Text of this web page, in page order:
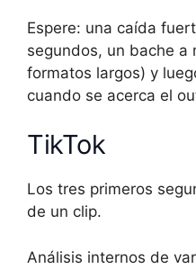
Espere: una caída
segundos, un bache a
formatos largos) y
cuando se acerca el
TikTok
Los tres primeros
de un clip.
Análisis internos de